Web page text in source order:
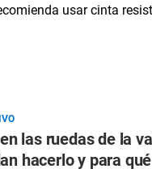
las ruedas de la
hacerlo y para